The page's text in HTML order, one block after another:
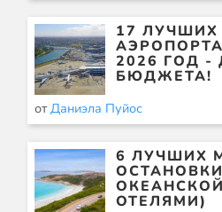
17 ЛУЧШИХ
2026 ГОД
БЮДЖЕТА!
отДаниэла Пуйос
6 ЛУЧШИХ
ОТЕЛЯМИ)